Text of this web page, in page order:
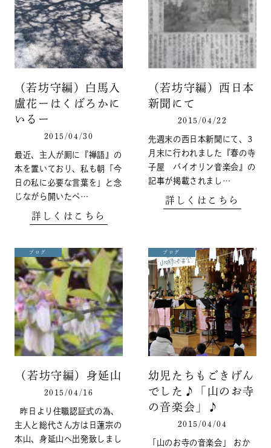
（若坊守編）白馬入
盧花ーはくばろかに
いるー
2015/04/30
最近、主人が厠に『禅語』の
本を置いており、私も朝「今
日の私に必要な言葉を」と念
じながら開いたペ…
詳しくはこちら
（若坊守編）西日本
新聞にて
2015/04/22
先週末の西日本新聞にて、3
月末に行われました『春の寺
子屋 バイオリン音楽会』の
記事が掲載されまし…
詳しくはこちら
ブログ
（若坊守編）身延山
2015/04/16
昨日より住職認証式の為、
主人と総代さん方は日蓮宗の
本山、身延山へ出発致しまし
ブログ
幼児たちもごきげん
でした♪「山のお寺
の音楽会」♪
2015/04/04
「山のお寺の音楽会」 おか